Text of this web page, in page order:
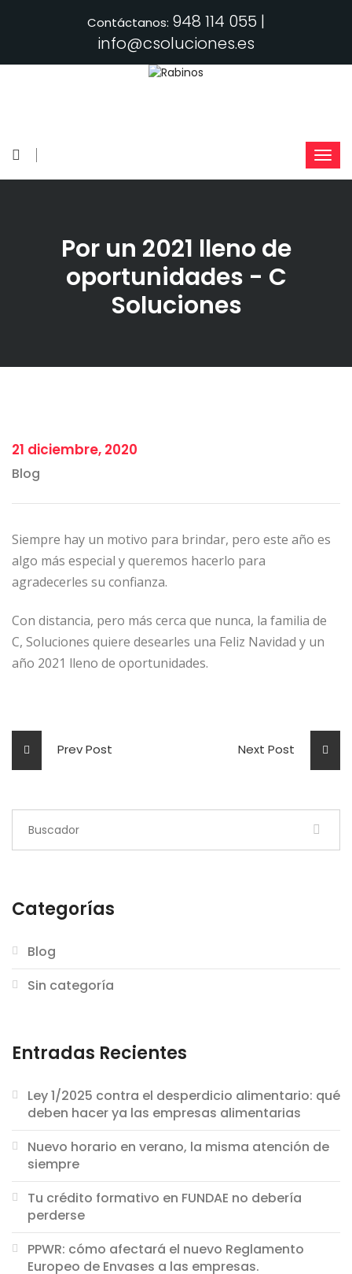
Contáctanos: 948 114 055 |
info@csoluciones.es
Por un 2021 lleno de
oportunidades - C
Soluciones
21 diciembre, 2020
Blog
Siempre hay un motivo para brindar, pero este año es
algo más especial y queremos hacerlo para
agradecerles su confianza.
Con distancia, pero más cerca que nunca, la familia de
C, Soluciones quiere desearles una Feliz Navidad y un
año 2021 lleno de oportunidades.
Prev Post Next Post
Categorías
Blog
Sin categoría
Entradas Recientes
Ley 1/2025 contra el desperdicio alimentario: qué
deben hacer ya las empresas alimentarias
Nuevo horario en verano, la misma atención de
siempre
Tu crédito formativo en FUNDAE no debería
perderse
PPWR: cómo afectará el nuevo Reglamento
Europeo de Envases a las empresas.